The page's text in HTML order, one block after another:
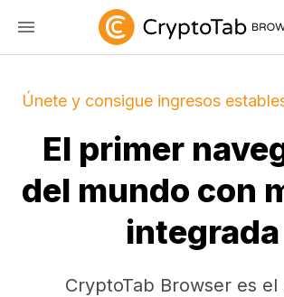
Únete y consigue ingresos
El primer
del mundo con
integrada
CryptoTab Browser es